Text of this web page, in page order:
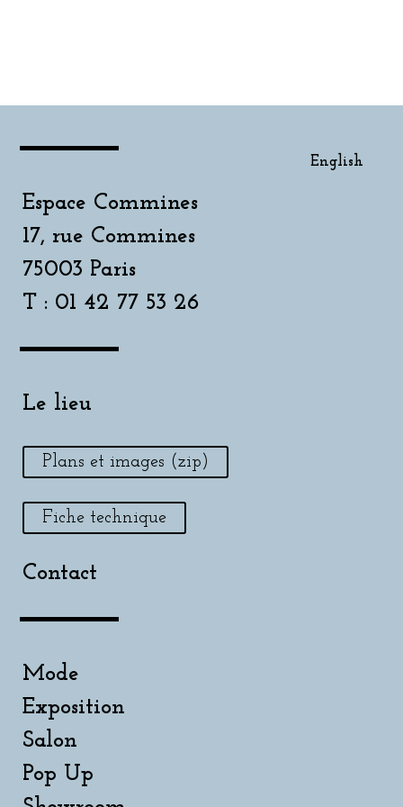
Espace Commines
17, rue Commines
75003 Paris
T : 01 42 77 53 26
Le lieu
Plans et images (zip)
Fiche technique
Contact
Mode
Exposition
Salon
Pop Up
English